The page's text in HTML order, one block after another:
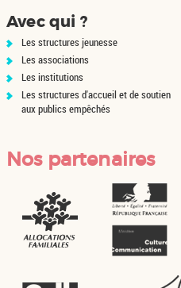
Avec qui ?
Les structures jeunesse
Les associations
Les institutions
Les structures d'accueil et de soutien
aux publics empêchés
Nos partenaires